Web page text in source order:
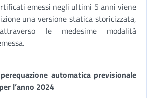
emessi negli ultimi 5 anni viene
una versione statica storicizzata,
le medesime modalità
automatica previsionale
l’anno 2024